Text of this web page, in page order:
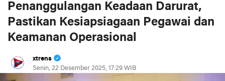
Penanggulangan Keadaan Darurat,
Pastikan Kesiapsiagaan Pegawai dan
Keamanan Operasional
xtrens
Senin, 22 Desember 2025, 17:29 WIB